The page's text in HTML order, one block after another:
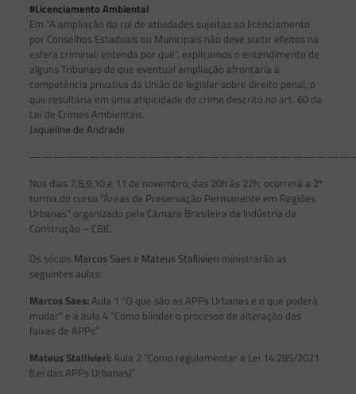
#Licenciamento Ambiental
Em “A ampliação do rol de atividades sujeitas ao licenciamento
por Conselhos Estaduais ou Municipais não deve surtir efeitos na
esfera criminal: entenda por quê”, explicamos o entendimento de
alguns Tribunais de que eventual ampliação afrontaria a
competência privativa da União de legislar sobre direito penal, o
que resultaria em uma atipicidade do crime descrito no art. 60 da
Lei de Crimes Ambientais.
Jaqueline de Andrade
Nos dias 7,8,9,10 e 11 de novembro, das 20h às 22h, ocorrerá a 2ª
turma do curso “Áreas de Preservação Permanente em Regiões
Urbanas” organizado pela Câmara Brasileira da Indústria da
Construção – CBIC
Os sócios Marcos Saese Mateus Stallivieri ministrarão as
seguintes aulas:
Marcos Saes:Aula 1 “O que são as APPs Urbanas e o que poderá
mudar” e a aula 4 “Como blindar o processo de alteração das
faixas de APPs”
Mateus Stallivieri:Aula 2 “Como regulamentar a Lei 14.285/2021
(Lei das APPs Urbanas)”